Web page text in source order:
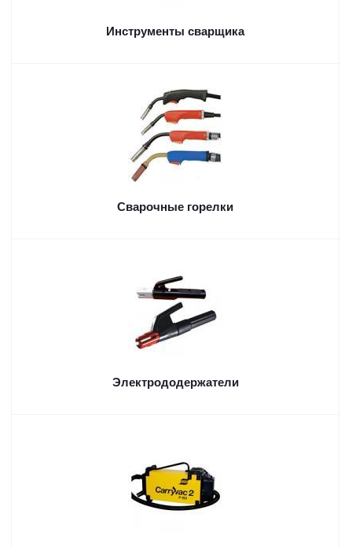
Инструменты сварщика
Сварочные горелки
Электрододержатели